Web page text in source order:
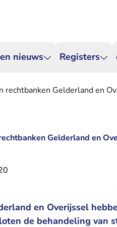
nieuws Registers
rechtbanken Gelderland en
Gelderland en
en Overijssel
de behandeling van